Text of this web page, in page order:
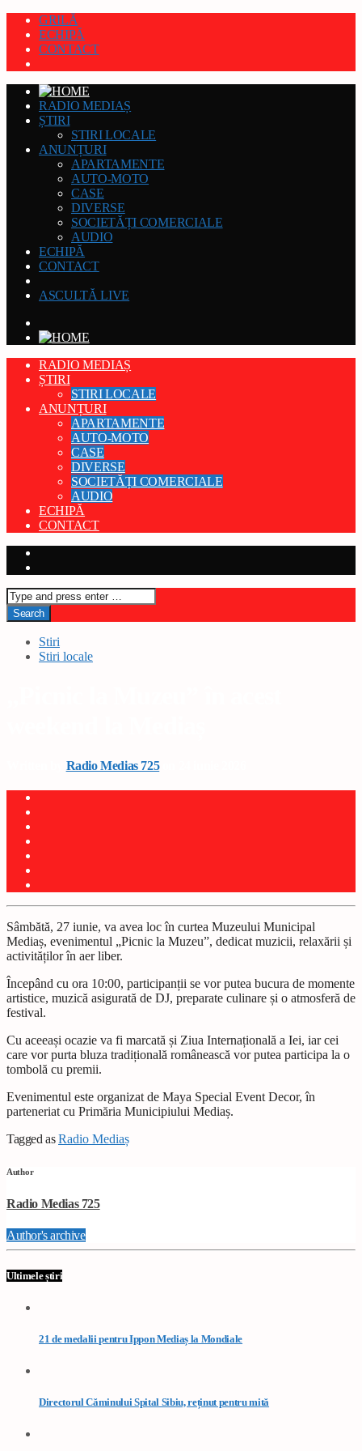
GRILĂ
ECHIPĂ
CONTACT
RADIO MEDIAȘ
ȘTIRI
STIRI LOCALE
ANUNȚURI
APARTAMENTE
AUTO-MOTO
CASE
DIVERSE
SOCIETĂȚI COMERCIALE
AUDIO
ECHIPĂ
CONTACT
ASCULTĂ LIVE
RADIO MEDIAȘ
ȘTIRI
STIRI LOCALE
ANUNȚURI
APARTAMENTE
AUTO-MOTO
CASE
DIVERSE
SOCIETĂȚI COMERCIALE
AUDIO
ECHIPĂ
CONTACT
Stiri
Stiri locale
Radio Medias 725on 24 iunie 2026
Sâmbătă, 27 iunie, va avea loc în curtea Muzeului Municipal
Mediaș, evenimentul „Picnic la Muzeu”, dedicat muzicii, relaxării și
activităților în aer liber.
Începând cu ora 10:00, participanții se vor putea bucura de momente
artistice, muzică asigurată de DJ, preparate culinare și o atmosferă de
festival.
Cu aceeași ocazie va fi marcată și Ziua Internațională a Iei, iar cei
care vor purta bluza tradițională românească vor putea participa la o
tombolă cu premii.
Evenimentul este organizat de Maya Special Event Decor, în
parteneriat cu Primăria Municipiului Mediaș.
Tagged asRadio Mediaș
Author
Radio Medias 725
Author's archive
Ultimele știri
21 de medalii pentru Ippon Mediaș la Mondiale
Directorul Căminului Spital Sibiu, reținut pentru mită